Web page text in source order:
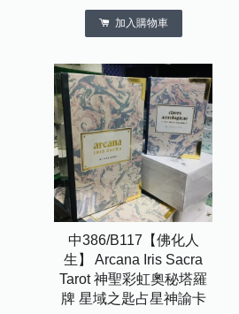
加入購物車
中386/B117【佛化人
生】 Arcana Iris Sacra
Tarot 神聖彩虹奧秘塔羅
牌 星域之匙占星神諭卡